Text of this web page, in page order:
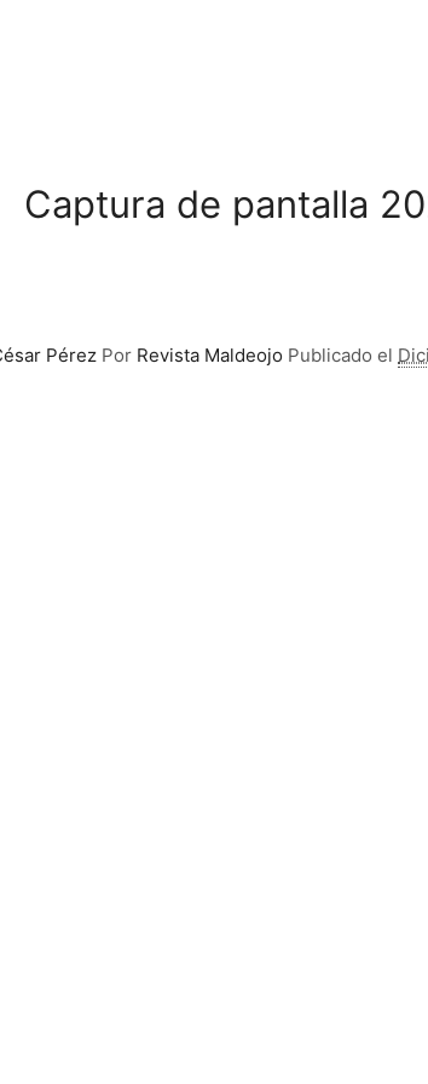
Captura de pantalla
Pérez Por Revista Maldeojo Publicado el